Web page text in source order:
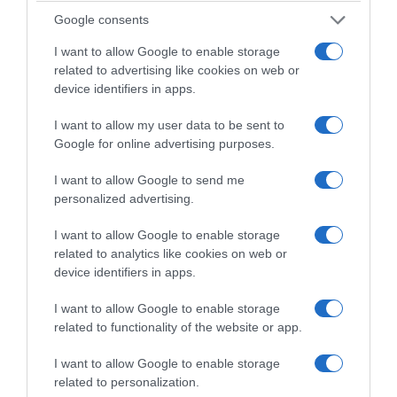
Google consents
I want to allow Google to enable storage
related to advertising like cookies on web or
device identifiers in apps.
I want to allow my user data to be sent to
Google for online advertising purposes.
I want to allow Google to send me
personalized advertising.
I want to allow Google to enable storage
related to analytics like cookies on web or
device identifiers in apps.
I want to allow Google to enable storage
related to functionality of the website or app.
I want to allow Google to enable storage
related to personalization.
συμμετέχει στη δεξίωση και το
επίσημο
και τη σύζυγό του προς τιμήν των αρχηγών
κρατών και κυβερνήσεων και των συζύγων
Another photo from the Trump–
Erdogan meeting.
pic.twitter.com/8Rf4Ba5dqO
Clash Report (@clashreport)
July 7,
2026
Υπενθυμίζεται ότι αναχωρώντας από την
Ουάσινγκτον για την Άγκυρα, ο πρόεδρος
το ταξίδι για έναν λόγο: τον Τούρκο πρόεδρο.